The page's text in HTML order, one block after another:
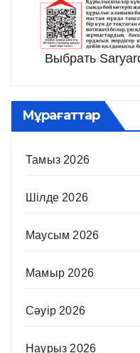
Выбрать
Мұрағаттар
Тамыз 2026
Шілде 2026
Маусым 2026
Мамыр 2026
Сәуір 2026
Наурыз 2026